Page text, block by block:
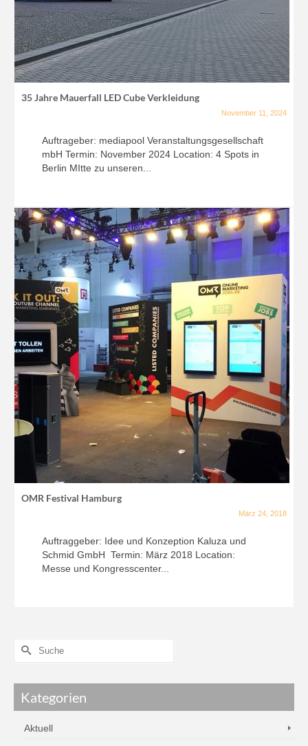
35 Jahre Mauerfall LED Cube Verkleidung
November 11, 2024
Auftrageber: mediapool Veranstaltungsgesellschaft
mbH Termin: November 2024 Location: 4 Spots in
Berlin MItte zu unseren...
OMR Festival Hamburg
März 24, 2018
Auftraggeber: Idee und Konzeption Kaluza und
Schmid GmbH Termin: März 2018 Location:
Messe und Kongresscenter...
Kategorien
Aktuell